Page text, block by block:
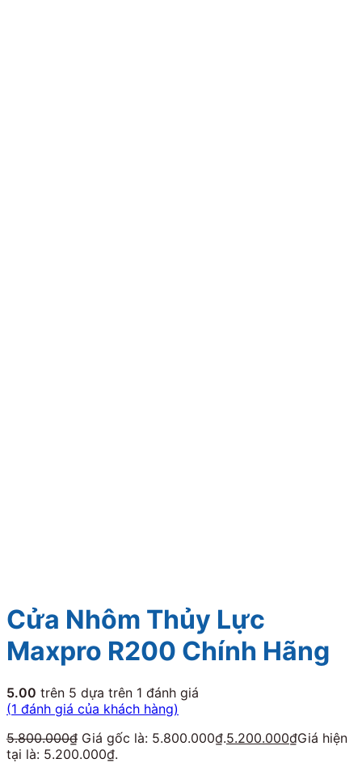
Cửa Nhôm Thủy Lực
Maxpro R200 Chính Hãng
5.00 trên 5 dựa trên 1 đánh giá
(1 đánh giá của khách hàng)
5.800.000₫ Giá gốc là: 5.800.000₫.5.200.000₫Giá hiện
tại là: 5.200.000₫.